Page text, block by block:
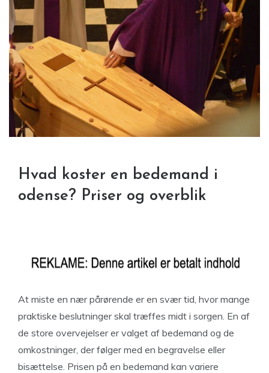
Hvad koster en bedemand i
odense? Priser og overblik
At miste en nær pårørende er en svær tid, hvor mange
praktiske beslutninger skal træffes midt i sorgen. En af
de store overvejelser er valget af bedemand og de
omkostninger, der følger med en begravelse eller
bisættelse. Prisen på en bedemand kan variere